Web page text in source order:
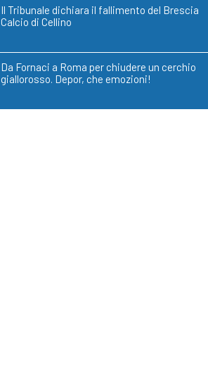
Il Tribunale dichiara il fallimento del Brescia
Calcio di Cellino
Da Fornaci a Roma per chiudere un cerchio
giallorosso. Depor, che emozioni!